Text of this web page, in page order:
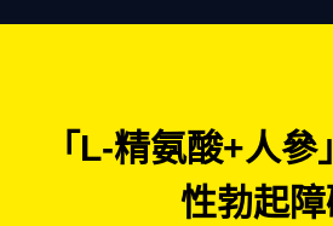
「L-精氨酸+人
性勃起